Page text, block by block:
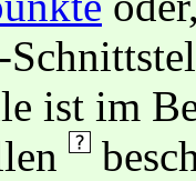
ist im